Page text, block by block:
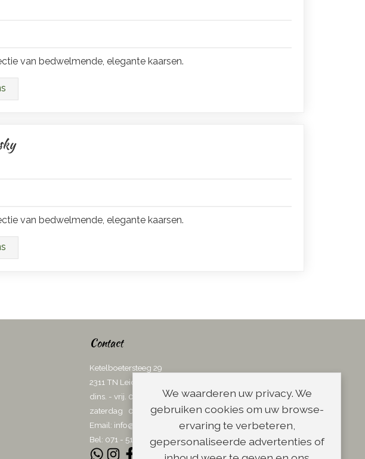
van bedwelmende, elegante kaarsen.
van bedwelmende, elegante kaarsen.
Contact
Ketelboetersteeg 29
2311 TN Leiden
dins. - vrij. 08.00 - 17.00 uur
zaterdag 08.00 - 13.00 uur
Email: info@scheerwinkel.nl
Bel: 071 - 5128188
We waarderen uw privacy. We
gebruiken cookies om uw browse-
ervaring te verbeteren,
gepersonaliseerde advertenties of